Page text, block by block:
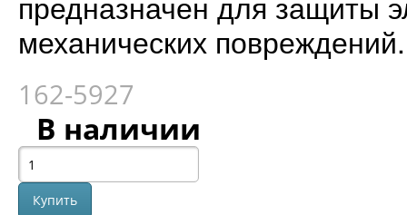
механических повреждений.
162-5927
В наличии